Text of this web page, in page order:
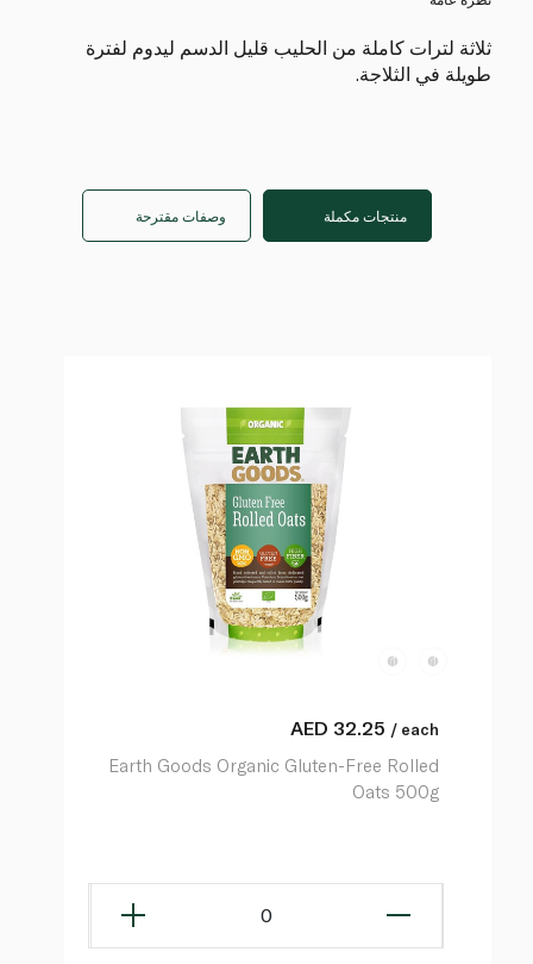
ثلاثة لترات كاملة من الحليب قليل الدسم ليدوم لفترة
طويلة في الثلاجة.
منتجات مكملة وصفات مقترحة
AED 32.25 / each
Earth Goods Organic Gluten-Free Rolled
Oats 500g
0